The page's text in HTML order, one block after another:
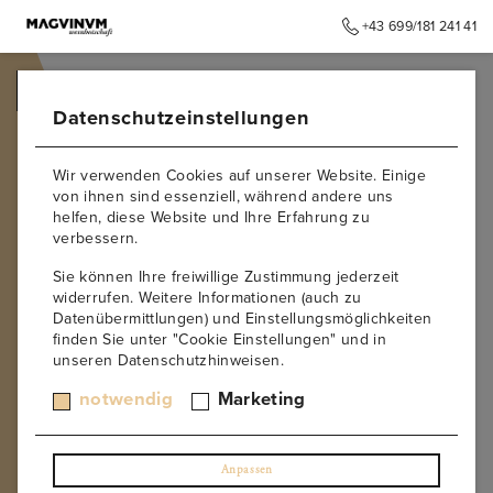
+43 699/181 241 41
Datenschutzeinstellungen
Wir verwenden Cookies auf unserer Website. Einige
von ihnen sind essenziell, während andere uns
helfen, diese Website und Ihre Erfahrung zu
verbessern.
Sie können Ihre freiwillige Zustimmung jederzeit
widerrufen. Weitere Informationen (auch zu
Datenübermittlungen) und Einstellungsmöglichkeiten
finden Sie unter "Cookie Einstellungen" und in
unseren Datenschutzhinweisen.
notwendig Marketing
Anpassen